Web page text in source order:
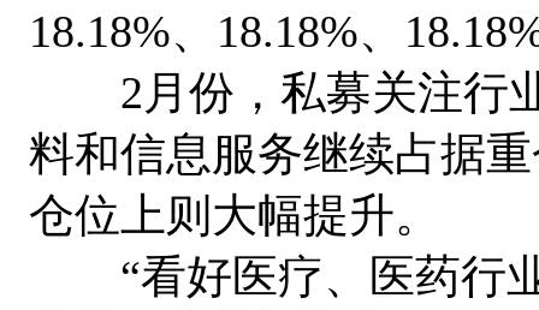
18.18%、18.18%、
2月份，私募关注行业
料和信息服务继续占据
仓位上则大幅提升。
“看好医疗、医药行业